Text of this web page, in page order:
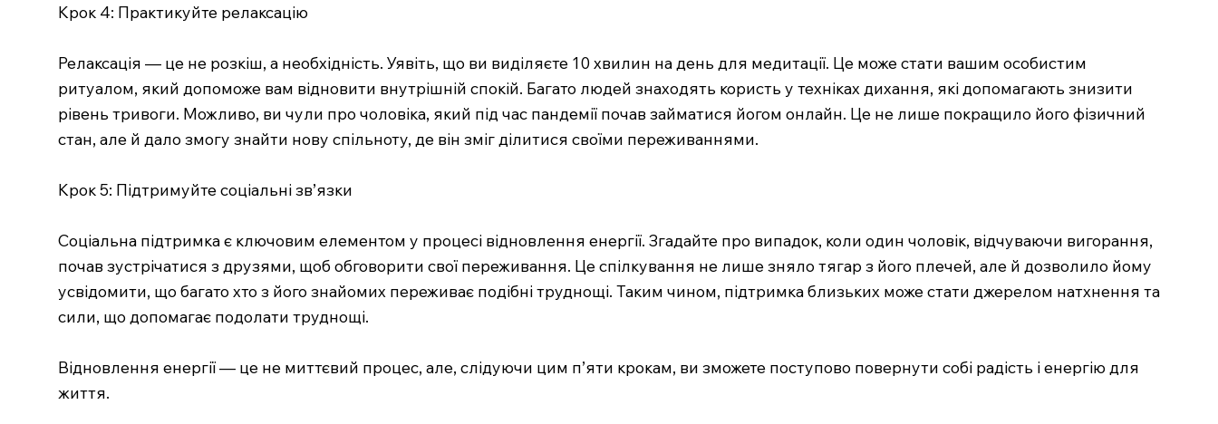
Крок 4: Практикуйте релаксацію
Релаксація — це не розкіш, а необхідність. Уявіть, що ви виділяєте 10 хвилин на день для медитації. Це може стати вашим особистим
ритуалом, який допоможе вам відновити внутрішній спокій. Багато людей знаходять користь у техніках дихання, які допомагають знизити
рівень тривоги. Можливо, ви чули про чоловіка, який під час пандемії почав займатися йогом онлайн. Це не лише покращило його фізичний
стан, але й дало змогу знайти нову спільноту, де він зміг ділитися своїми переживаннями.
Крок 5: Підтримуйте соціальні зв’язки
Соціальна підтримка є ключовим елементом у процесі відновлення енергії. Згадайте про випадок, коли один чоловік, відчуваючи вигорання,
почав зустрічатися з друзями, щоб обговорити свої переживання. Це спілкування не лише зняло тягар з його плечей, але й дозволило йому
усвідомити, що багато хто з його знайомих переживає подібні труднощі. Таким чином, підтримка близьких може стати джерелом натхнення та
сили, що допомагає подолати труднощі.
Відновлення енергії — це не миттєвий процес, але, слідуючи цим п’яти крокам, ви зможете поступово повернути собі радість і енергію для
життя.